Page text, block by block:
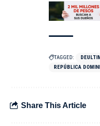
TAGGED:
REPÚBLICA
Share This Article